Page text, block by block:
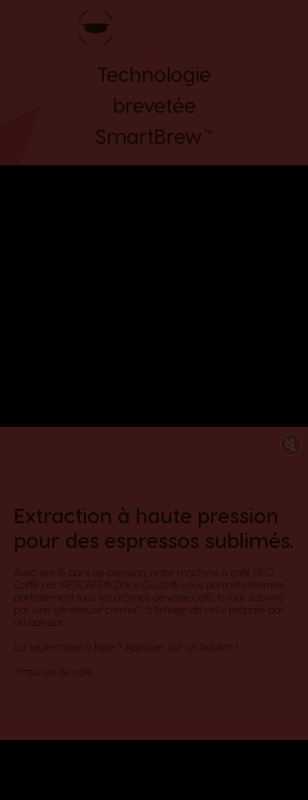
Technologie
brevetée
SmartBrew™
Extraction à haute pression
pour des espressos sublimés.​
Avec ses 15 bars de pression, notre machine à café NEO
Caffè par NESCAFÉ® Dolce Gusto® vous permet d'extraire
parfaitement tous les arômes de votre café, le tout sublimé
par une généreuse crema*, à l'image de celui préparé par
un barista.​
La seule chose à faire ? Appuyer sur un bouton !​
*mousse de café